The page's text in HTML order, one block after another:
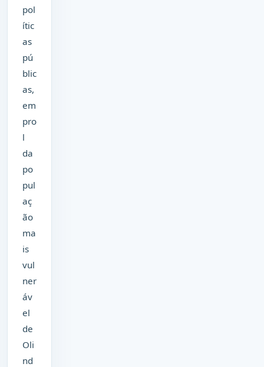
pol
ític
as
pú
blic
as,
em
pro
l
da
po
pul
aç
ão
ma
is
vul
ner
áv
el
de
Oli
nd